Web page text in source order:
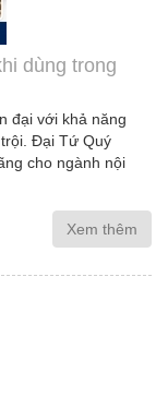
dùng trong
đại với khả năng
Đại Tứ Quý
cho ngành nội
Xem thêm